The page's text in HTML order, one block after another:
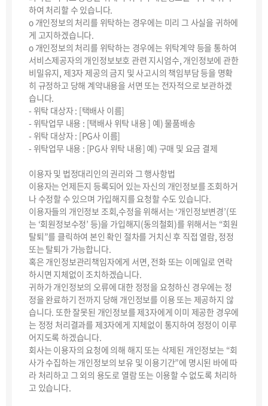
하여 처리할 수 있습니다.
ο 개인정보의 처리를 위탁하는 경우에는 미리 그 사실을 귀하에
게 고지하겠습니다.
ο 개인정보의 처리를 위탁하는 경우에는 위탁계약 등을 통하여
서비스제공자의 개인정보보호 관련 지시엄수, 개인정보에 관한
비밀유지, 제3자 제공의 금지 및 사고시의 책임부담 등을 명확
히 규정하고 당해 계약내용을 서면 또는 전자적으로 보관하겠
습니다.
- 위탁 대상자 : [택배사 이름]
- 위탁업무 내용 : [택배사 위탁 내용 ] 예) 물품배송
- 위탁 대상자 : [PG사 이름]
- 위탁업무 내용 : [PG사 위탁 내용] 예) 구매 및 요금 결제
이용자 및 법정대리인의 권리와 그 행사항법
이용자는 언제든지 등록되어 있는 자신의 개인정보를 조회하거
나 수정할 수 있으며 가입해지를 요청할 수도 있습니다.
이용자들의 개인정보 조회,수정을 위해서는 ‘개인정보변경’(또
는 ‘회원정보수정’ 등)을 가입해지(동의철회)를 위해서는 “회원
탈퇴”를 클릭하여 본인 확인 절차를 거치신 후 직접 열람, 정정
또는 탈퇴가 가능합니다.
혹은 개인정보관리책임자에게 서면, 전화 또는 이메일로 연락
하시면 지체없이 조치하겠습니다.
귀하가 개인정보의 오류에 대한 정정을 요청하신 경우에는 정
정을 완료하기 전까지 당해 개인정보를 이용 또는 제공하지 않
습니다. 또한 잘못된 개인정보를 제3자에게 이미 제공한 경우에
는 정정 처리결과를 제3자에게 지체없이 통지하여 정정이 이루
어지도록 하겠습니다.
회사는 이용자의 요청에 의해 해지 또는 삭제된 개인정보는 “회
사가 수집하는 개인정보의 보유 및 이용기간”에 명시된 바에 따
라 처리하고 그 외의 용도로 열람 또는 이용할 수 없도록 처리하
고 있습니다.